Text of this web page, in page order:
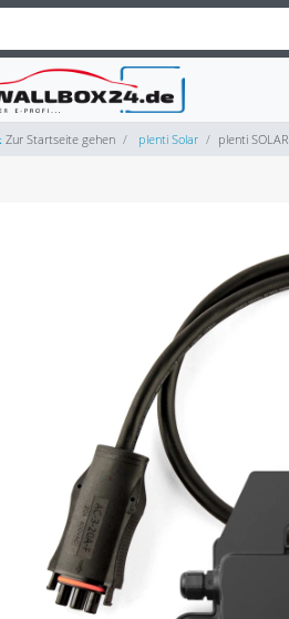
Zur Startseite gehen plenti Solar plenti